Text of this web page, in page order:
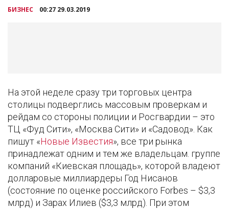
БИЗНЕС 00:27 29.03.2019
На этой неделе сразу три торговых центра
столицы подверглись массовым проверкам и
рейдам со стороны полиции и Росгвардии – это
ТЦ «Фуд Сити», «Москва Сити» и «Садовод». Как
пишут «Новые Известия», все три рынка
принадлежат одним и тем же владельцам. группе
компаний «Киевская площадь», которой владеют
долларовые миллиардеры Год Нисанов
(состояние по оценке российского Forbes – $3,3
млрд) и Зарах Илиев ($3,3 млрд). При этом